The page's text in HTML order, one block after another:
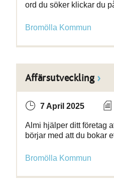
ord du söker klickar du
Bromölla Kommun
Affärsutveckling
7 April 2025
Almi hjälper ditt företag
börjar med att du bokar
Bromölla Kommun